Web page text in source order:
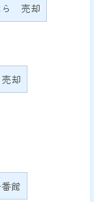
ら 売却
却
館